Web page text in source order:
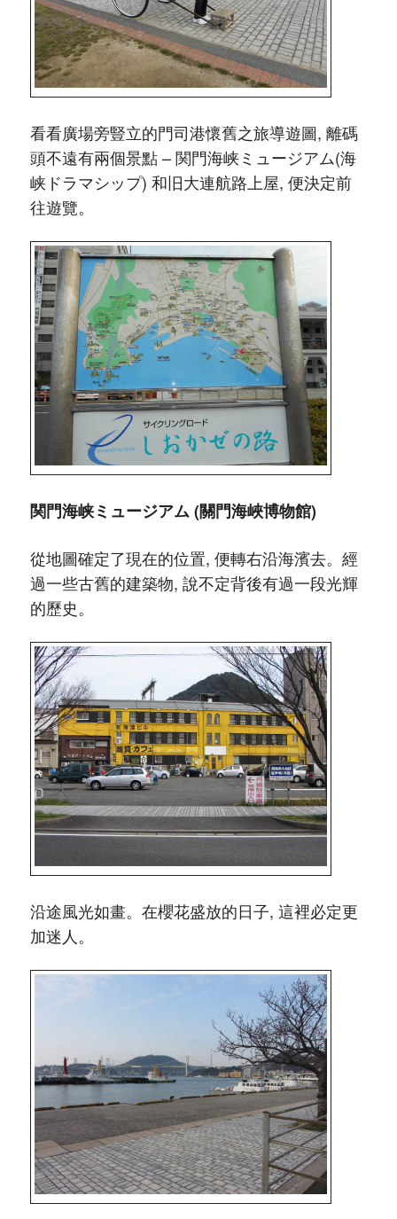
看看廣場旁豎立的門司港懷舊之旅導遊圖, 離碼
頭不遠有兩個景點 – 関門海峡ミュージアム(海
峡ドラマシップ) 和旧大連航路上屋, 便決定前
往遊覽。
関門海峡ミュージアム (關門海峽博物館)
從地圖確定了現在的位置, 便轉右沿海濱去。經
過一些古舊的建築物, 說不定背後有過一段光輝
的歷史。
沿途風光如畫。在櫻花盛放的日子, 這裡必定更
加迷人。